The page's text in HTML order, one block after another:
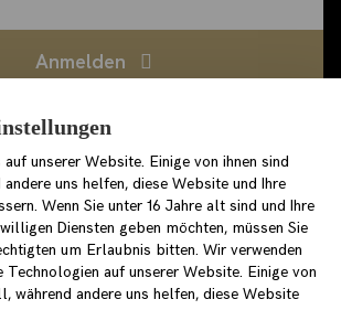
unserer Website. Einige von ihnen sind
uns helfen, diese Website und Ihre
Wenn Sie unter 16 Jahre alt sind und Ihre
Diensten geben möchten, müssen Sie
um Erlaubnis bitten. Wir verwenden
Technologien auf unserer Website. Einige von
während andere uns helfen, diese Website
Anmelden